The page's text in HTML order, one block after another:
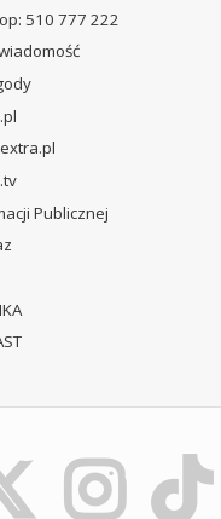
510 777 222
Publicznej